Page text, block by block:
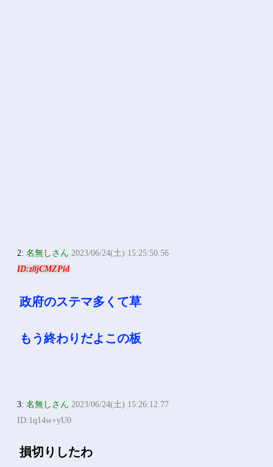
2:名無しさん 2023/06/24(土) 15:25:50.56
ID:z8jCMZPid
政府のステマ多くて草
もう終わりだよこの板
3:名無しさん 2023/06/24(土) 15:26:12.77
ID:1q14w+yU0
損切りしたわ